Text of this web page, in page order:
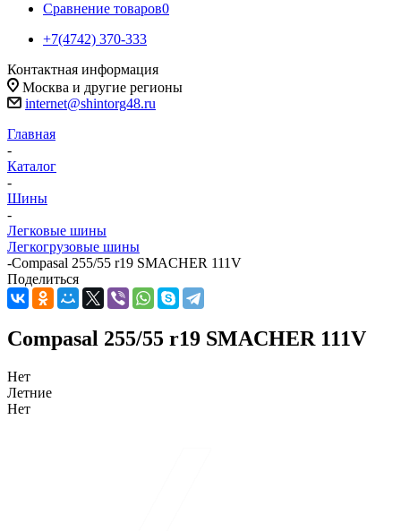
Сравнение товаров0
+7(4742) 370-333
Контактная информация
Москва и другие регионы
internet@shintorg48.ru
Главная
-
Каталог
-
Шины
-
Легковые шины
Легкогрузовые шины
-Compasal 255/55 r19 SMACHER 111V
Поделиться
Compasal 255/55 r19 SMACHER 111V
Нет
Летние
Нет